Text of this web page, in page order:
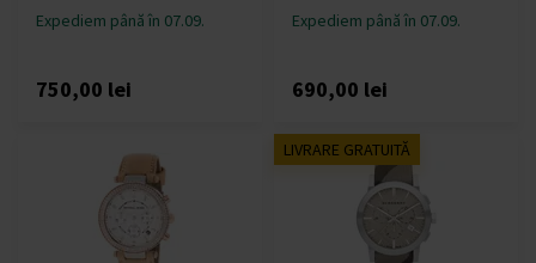
Expediem până în 07.09.
750,00 lei
Expediem până în 07.09.
690,00 lei
LIVRARE GRATUITĂ